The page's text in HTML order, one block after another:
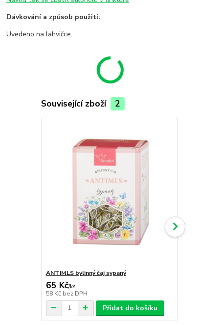
Dávkování a způsob použití:
Uvedeno na lahvičce.
Související zboží 2
ANTIMLS bylinný čaj sypaný
65 Kč/ks
58 Kč bez DPH
Přidat do košíku